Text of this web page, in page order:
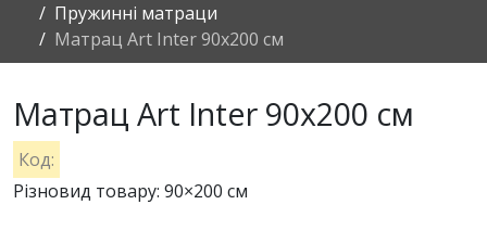
Пружинні матраци
Матрац Art Inter 90x200 см
Матрац Art Inter 90x200 см
Код:
Різновид товару: 90×200 см